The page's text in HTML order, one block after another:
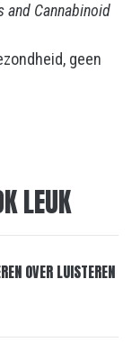
and Cannabinoid
geen
LEUK
OVER LUISTEREN